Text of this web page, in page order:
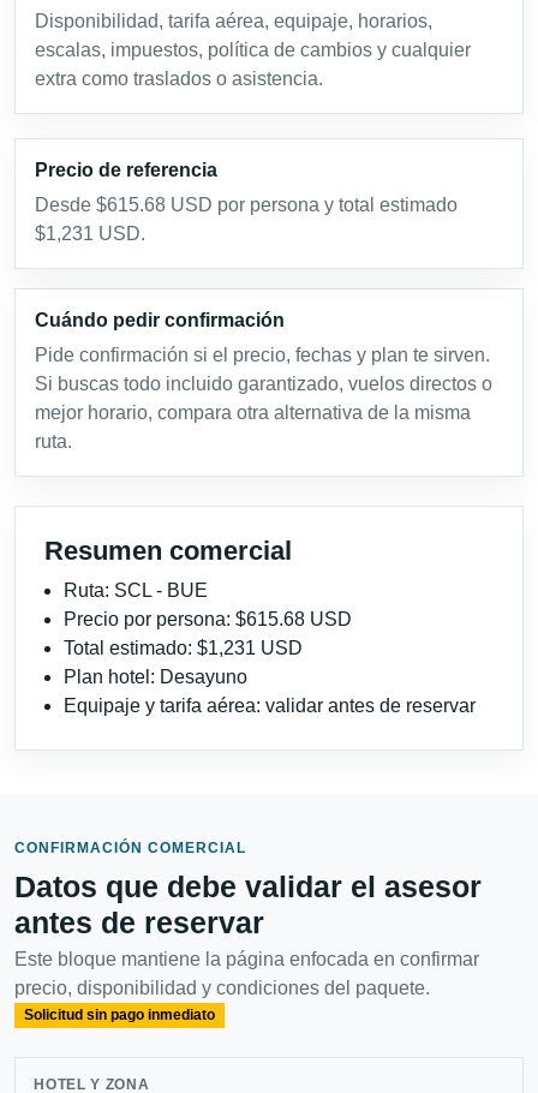
Disponibilidad, tarifa aérea, equipaje, horarios,
escalas, impuestos, política de cambios y cualquier
extra como traslados o asistencia.
Precio de referencia
Desde $615.68 USD por persona y total estimado
$1,231 USD.
Cuándo pedir confirmación
Pide confirmación si el precio, fechas y plan te sirven.
Si buscas todo incluido garantizado, vuelos directos o
mejor horario, compara otra alternativa de la misma
ruta.
Resumen comercial
Ruta: SCL - BUE
Precio por persona: $615.68 USD
Total estimado: $1,231 USD
Plan hotel: Desayuno
Equipaje y tarifa aérea: validar antes de reservar
CONFIRMACIÓN COMERCIAL
Datos que debe validar el asesor
antes de reservar
Este bloque mantiene la página enfocada en confirmar
precio, disponibilidad y condiciones del paquete.
Solicitud sin pago inmediato
HOTEL Y ZONA